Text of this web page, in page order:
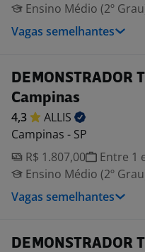
Ensino Médio (2º
Vagas semelhantes
DEMONSTRADOR
Campinas
4,3
ALLIS
Campinas - SP
R$ 1.807,00
Entre 1
Ensino Médio (2º
Vagas semelhantes
DEMONSTRADOR